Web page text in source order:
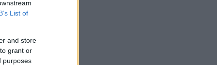
List of
and store
grant or
purposes